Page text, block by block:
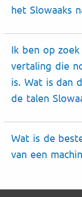
het Slowaaks
Ik ben op
vertaling die
is. Wat is dan
de talen
Wat is de
van een